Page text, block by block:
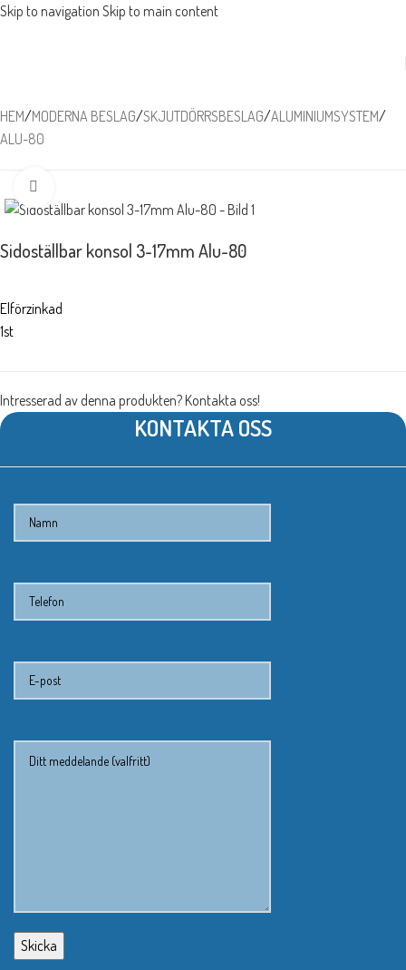
Skip to navigation Skip to main content
HEM/MODERNA BESLAG/SKJUTDÖRRSBESLAG/ALUMINIUMSYSTEM/
ALU-80
Sidoställbar konsol 3-17mm Alu-80
Elförzinkad
1st
Intresserad av denna produkten? Kontakta oss!
KONTAKTA OSS